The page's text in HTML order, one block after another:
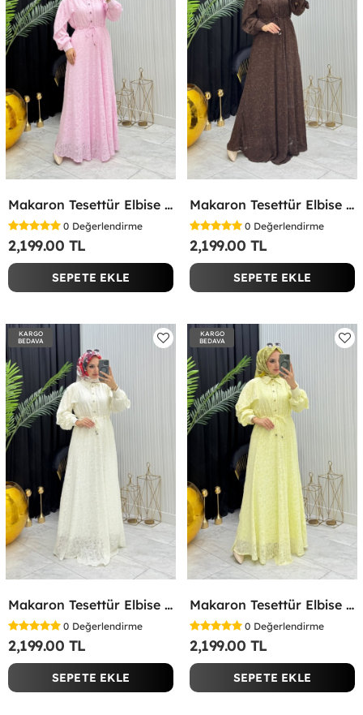
Makaron Tesettür Elbise Pembe Pembe
0 Değerlendirme
2,199.00 TL
SEPETE EKLE
Makaron Tesettür Elbise Kahverengi Kahverengi
0 Değerlendirme
2,199.00 TL
SEPETE EKLE
KARGO
BEDAVA
Makaron Tesettür Elbise Beyaz Beyaz
0 Değerlendirme
2,199.00 TL
SEPETE EKLE
KARGO
BEDAVA
Makaron Tesettür Elbise Sarı Sarı
0 Değerlendirme
2,199.00 TL
SEPETE EKLE